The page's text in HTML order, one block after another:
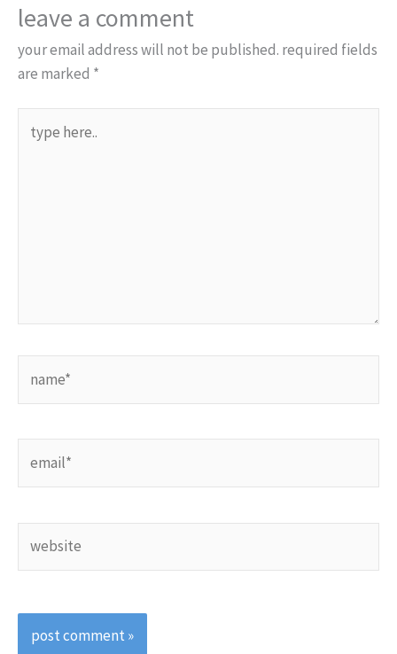
leave a comment
your email address will not be published. required fields
are marked *
here..